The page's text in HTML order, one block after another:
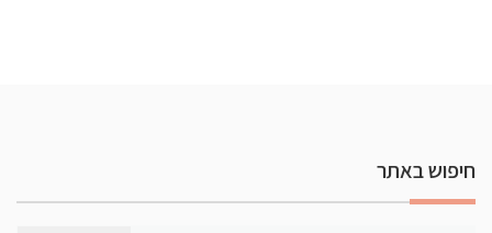
חיפוש באתר